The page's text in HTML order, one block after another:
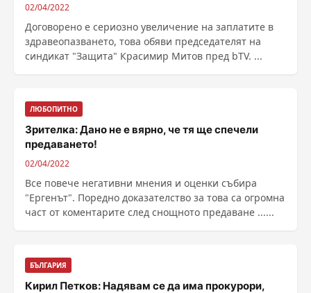
02/04/2022
Договорено е сериозно увеличение на заплатите в
здравеопазването, това обяви председателят на
синдикат "Защита" Красимир Митов пред bTV. ...
ЛЮБОПИТНО
Зрителка: Дано не е вярно, че тя ще спечели
предаването!
02/04/2022
Все повече негативни мнения и оценки събира
"Ергенът". Поредно доказателство за това са огромна
част от коментарите след снощното предаване ......
БЪЛГАРИЯ
Кирил Петков: Надявам се да има прокурори,